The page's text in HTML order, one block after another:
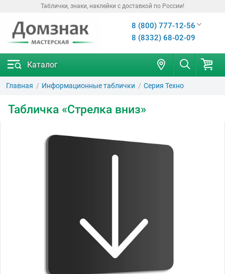
Таблички, знаки, наклейки с доставкой по России!
8 (800) 777-12-56
8 (8332) 68-02-09
Каталог
Главная Информационные таблички Серия Техно
Табличка «Стрелка вниз»